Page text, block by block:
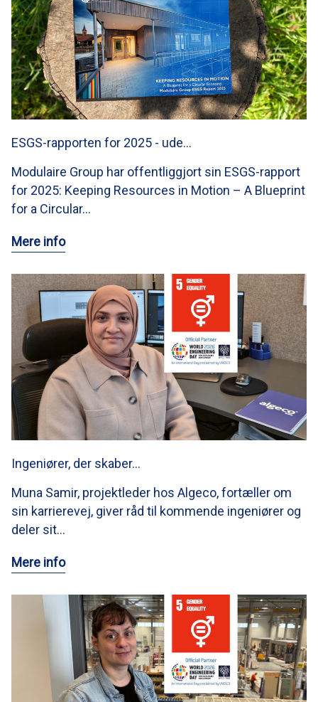
ESGS-rapporten for 2025 - ude…
Modulaire Group har offentliggjort sin ESGS-rapport
for 2025: Keeping Resources in Motion – A Blueprint
for a Circular…
Mere info
Ingeniører, der skaber…
Muna Samir, projektleder hos Algeco, fortæller om
sin karrierevej, giver råd til kommende ingeniører og
deler sit…
Mere info